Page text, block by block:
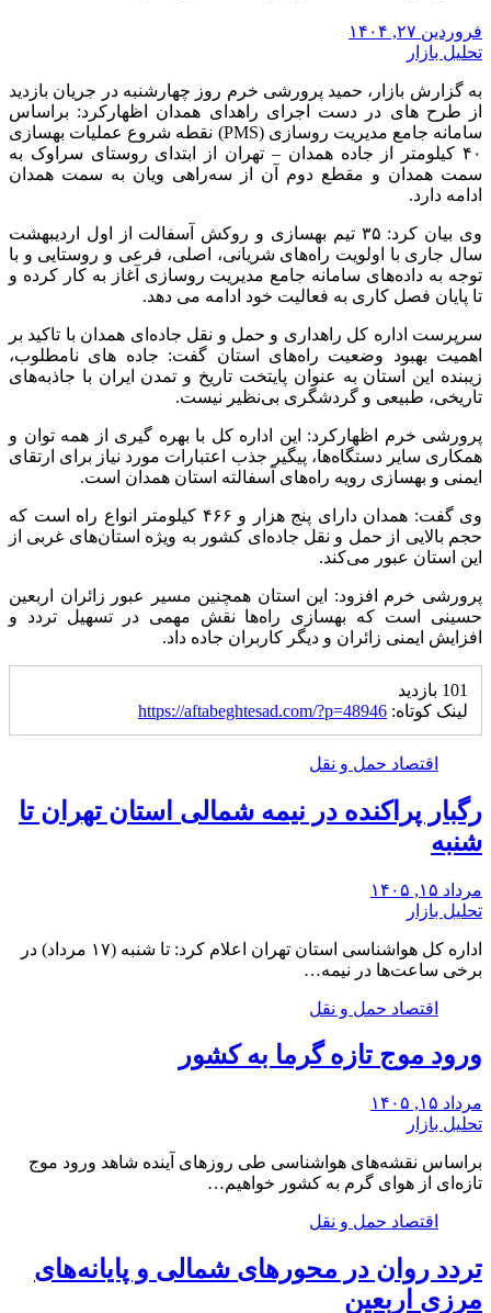
فروردین ۲۷, ۱۴۰۴
تحلیل بازار
به گزارش بازار، حمید پرورشی خرم روز چهارشنبه در جریان بازدید
از طرح های در دست اجرای راهدای همدان اظهارکرد: براساس
سامانه جامع مدیریت روسازی (PMS) نقطه شروع عملیات بهسازی
۴۰ کیلومتر از جاده همدان – تهران از ابتدای روستای سراوک به
سمت همدان و مقطع دوم آن از سه‌راهی ویان به سمت همدان
ادامه دارد.
وی بیان کرد: ۳۵ تیم بهسازی و روکش آسفالت از اول اردیبهشت
سال جاری با اولویت راه‌های شریانی، اصلی، فرعی و روستایی و با
توجه به داده‌های سامانه جامع مدیریت روسازی آغاز به کار کرده و
تا پایان فصل کاری به فعالیت خود ادامه می دهد.
️سرپرست اداره کل راهداری و حمل و نقل جاده‌ای همدان با تاکید بر
اهمیت بهبود وضعیت راه‌های استان گفت: جاده های نامطلوب،
زیبنده این استان به عنوان پایتخت تاریخ و تمدن ایران با جاذبه‌های
تاریخی، طبیعی و گردشگری بی‌نظیر نیست.
پرورشی خرم اظهارکرد: این اداره کل با بهره گیری از همه توان و
همکاری سایر دستگاه‌ها، پیگیر جذب اعتبارات مورد نیاز برای ارتقای
ایمنی و بهسازی رویه راه‌های آسفالته استان همدان است.
وی گفت: همدان دارای پنج هزار و ۴۶۶ کیلومتر انواع راه است که
حجم بالایی از حمل و نقل جاده‌ای کشور به ویژه استان‌های غربی از
این استان عبور می‌کند.
پرورشی خرم افزود: این استان همچنین مسیر عبور زائران اربعین
حسینی است که بهسازی راه‌ها نقش مهمی در تسهیل تردد و
افزایش ایمنی زائران و دیگر کاربران جاده داد.
101 بازدید
لینک کوتاه: https://aftabeghtesad.com/?p=48946
اقتصاد حمل و نقل
رگبار پراکنده در نیمه شمالی استان تهران تا
شنبه
مرداد ۱۵, ۱۴۰۵
تحلیل بازار
اداره کل هواشناسی استان تهران اعلام کرد: تا شنبه (۱۷ مرداد) در
برخی ساعت‌ها در نیمه…
اقتصاد حمل و نقل
ورود موج تازه گرما به کشور
مرداد ۱۵, ۱۴۰۵
تحلیل بازار
براساس نقشه‌های هواشناسی طی روزهای آینده شاهد ورود موج
تازه‌ای از هوای گرم به کشور خواهیم…
اقتصاد حمل و نقل
تردد روان در محورهای شمالی و پایانه‌های
مرزی اربعین